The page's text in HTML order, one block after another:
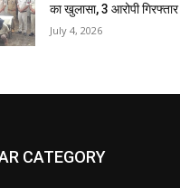
का खुलासा, 3 आरोपी गिरफ्तार
July 4, 2026
CATEGORY